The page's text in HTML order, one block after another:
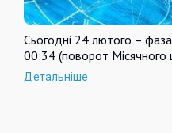
Сьогодні 24 лютого –
00:34 (поворот Місячного
Детальніше